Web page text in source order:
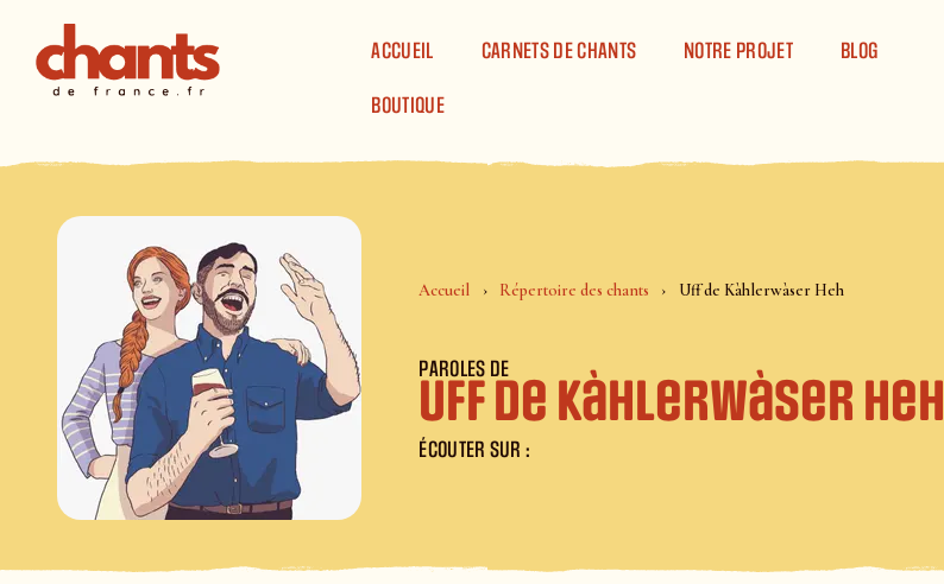
ACCUEIL
CARNETS DE CHANTS NOTRE PROJET BLOG
BOUTIQUE
Accueil Répertoire des chants Uff de Kàhlerwàser Heh
PAROLES DE
Uff de Kàhlerwàser Heh
ÉCOUTER SUR :